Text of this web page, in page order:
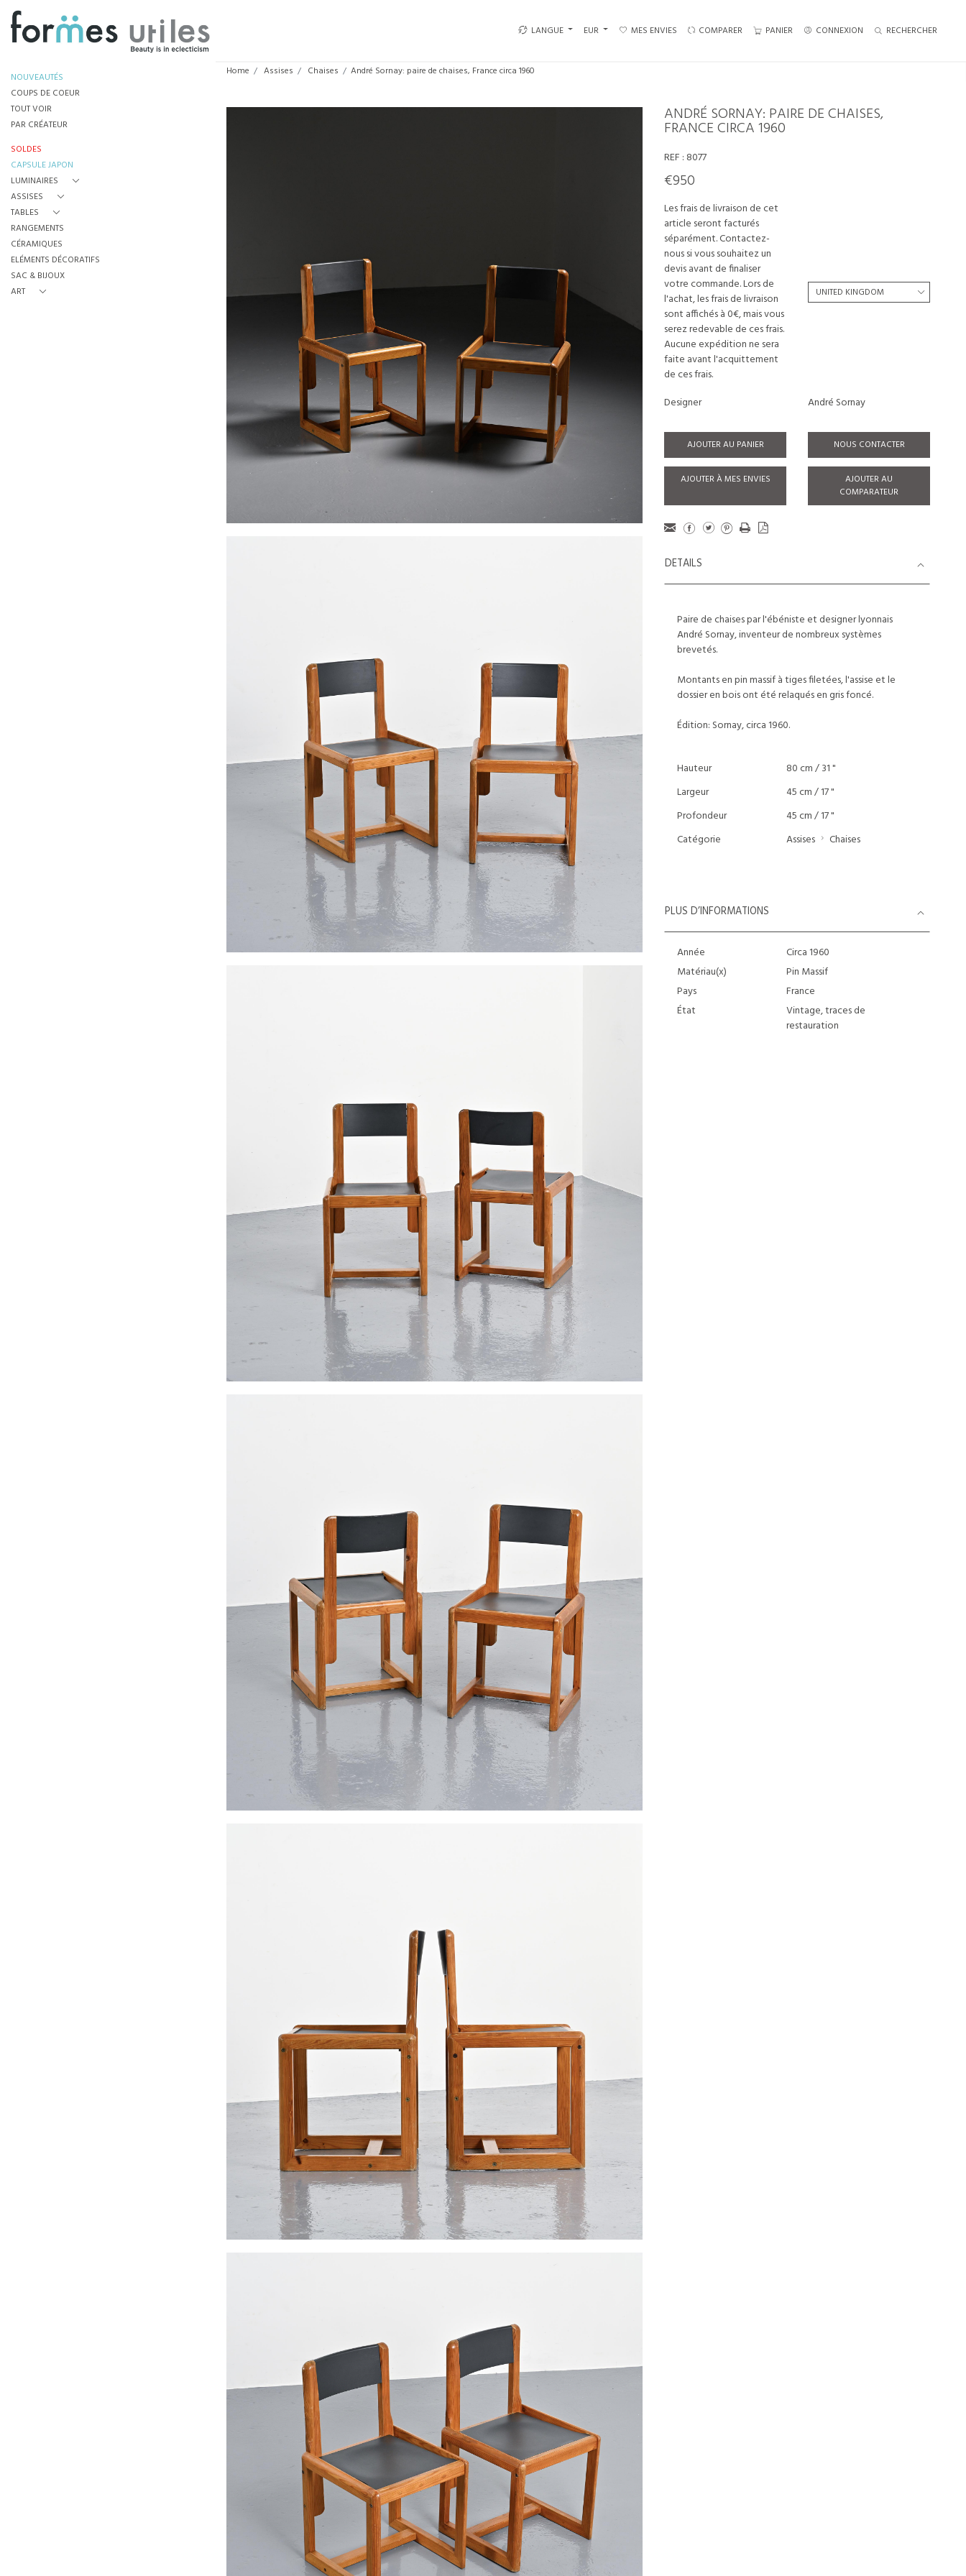
LANGUE EUR MES ENVIES COMPARER PANIER CONNEXION RECHERCHER
NOUVEAUTÉS
COUPS DE COEUR
TOUT VOIR
PAR CRÉATEUR
SOLDES
CAPSULE JAPON
LUMINAIRES
ASSISES
TABLES
RANGEMENTS
CÉRAMIQUES
ELÉMENTS DÉCORATIFS
SAC & BIJOUX
ART
Home Assises Chaises André Sornay: paire de chaises, France circa 1960
ANDRÉ SORNAY: PAIRE DE CHAISES,
FRANCE CIRCA 1960
REF : 8077
€950
Les frais de livraison de cet
article seront facturés
séparément. Contactez-
nous si vous souhaitez un
devis avant de finaliser
votre commande. Lors de
l'achat, les frais de livraison
sont affichés à 0€, mais vous
serez redevable de ces frais.
Aucune expédition ne sera
faite avant l'acquittement
de ces frais.
Designer
André Sornay
AJOUTER AU PANIER NOUS CONTACTER
AJOUTER À MES ENVIES
AJOUTER AU
COMPARATEUR
DETAILS
Paire de chaises par l'ébéniste et designer lyonnais
André Sornay, inventeur de nombreux systèmes
brevetés.
Montants en pin massif à tiges filetées, l'assise et le
dossier en bois ont été relaqués en gris foncé.
Édition: Sornay, circa 1960.
Hauteur
80 cm / 31 "
Largeur
45 cm / 17 "
Profondeur
45 cm / 17 "
Catégorie
Assises Chaises
PLUS D’INFORMATIONS
Année
Circa 1960
Matériau(x)
Pin Massif
Pays
France
État
Vintage, traces de
restauration